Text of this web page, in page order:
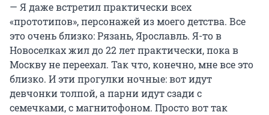
— Я даже встретил практически всех
«прототипов», персонажей из моего детства. Все
это очень близко: Рязань, Ярославль. Я-то в
Новоселках жил до 22 лет практически, пока в
Москву не переехал. Так что, конечно, мне все это
близко. И эти прогулки ночные: вот идут
девчонки толпой, а парни идут сзади с
семечками, с магнитофоном. Просто вот так